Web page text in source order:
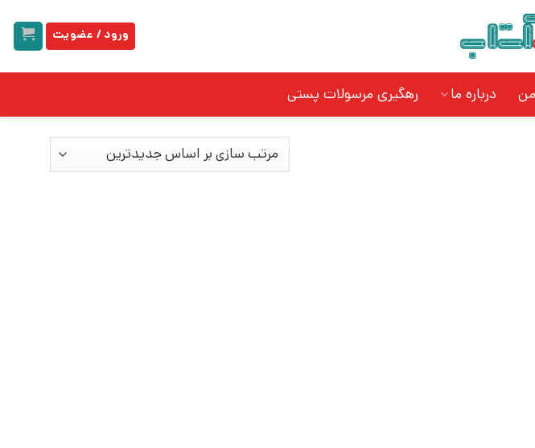
ورود / عضویت
درباره ما رهگیری مرسولات پستی